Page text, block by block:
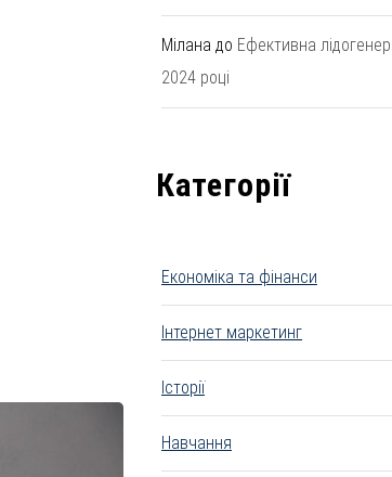
Мілана до Ефективна
2024 році
Категорії
Економіка та фінанси
Інтернет маркетинг
Історії
Навчання